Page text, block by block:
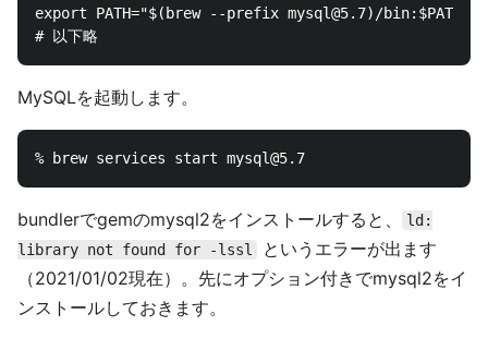
export PATH="$(brew --prefix mysql@5.7)/bin:$PATH"
MySQLを起動します。
bundlerでgemのmysql2をインストールすると、
ld:
library not found for -lssl
というエラーが出ます
（2021/01/02現在）。先にオプション付きでmysql2をイ
ンストールしておきます。